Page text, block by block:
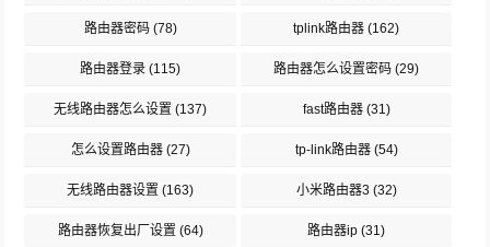
路由器密码(78) tplink路由器 (162)
路由器登录 (115) 路由器怎么设置密码 (29)
无线路由器怎么设置 (137) fast路由器(31)
怎么设置路由器(27) tp-link路由器(54)
无线路由器设置 (163) 小米路由器3 (32)
路由器恢复出厂设置 (64) 路由器ip (31)